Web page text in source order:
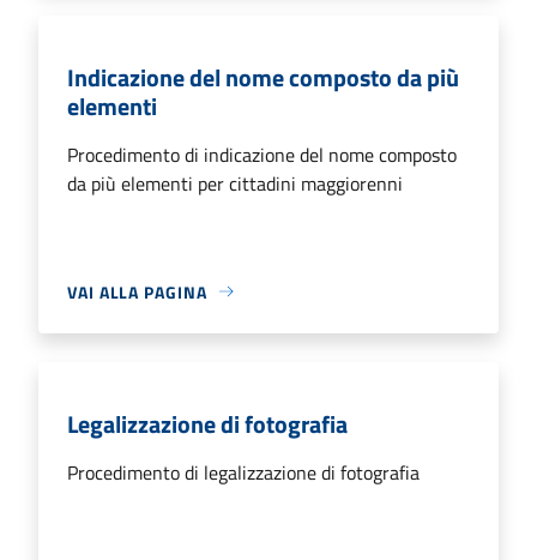
Indicazione del nome composto da più
elementi
Procedimento di indicazione del nome composto
da più elementi per cittadini maggiorenni
VAI ALLA PAGINA
Legalizzazione di fotografia
Procedimento di legalizzazione di fotografia